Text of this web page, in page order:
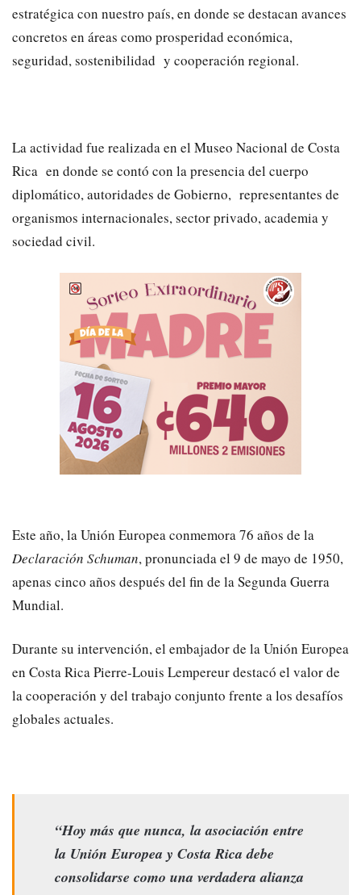
estratégica con nuestro país, en donde se destacan avances
concretos en áreas como prosperidad económica,
seguridad, sostenibilidad y cooperación regional.
La actividad fue realizada en el Museo Nacional de Costa
Rica en donde se contó con la presencia del cuerpo
diplomático, autoridades de Gobierno, representantes de
organismos internacionales, sector privado, academia y
sociedad civil.
Este año, la Unión Europea conmemora 76 años de la
Declaración Schuman, pronunciada el 9 de mayo de 1950,
apenas cinco años después del fin de la Segunda Guerra
Mundial.
Durante su intervención, el embajador de la Unión Europea
en Costa Rica Pierre-Louis Lempereur destacó el valor de
la cooperación y del trabajo conjunto frente a los desafíos
globales actuales.
“Hoy más que nunca, la asociación entre
la Unión Europea y Costa Rica debe
consolidarse como una verdadera alianza